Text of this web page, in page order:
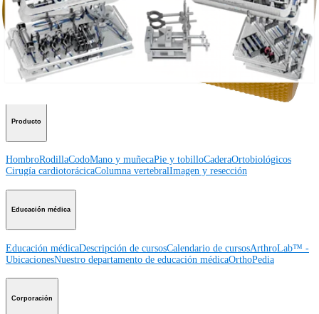
Procedimiento
HombroRodillaCodo
tobilloCadera Cirugía cardiotorácicaColumna vertebral
Producto
HombroRodillaCodoMano y muñecaPie y tobilloCaderaOrtobiológicos
Cirugía cardiotorácicaColumna vertebralImagen y resección
Educación médica
Educación médicaDescripción de cursosCalendario de cursosArthroLab™ -
UbicacionesNuestro departamento de educación médicaOrthoPedia
Corporación